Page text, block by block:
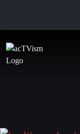
Les Wexner,